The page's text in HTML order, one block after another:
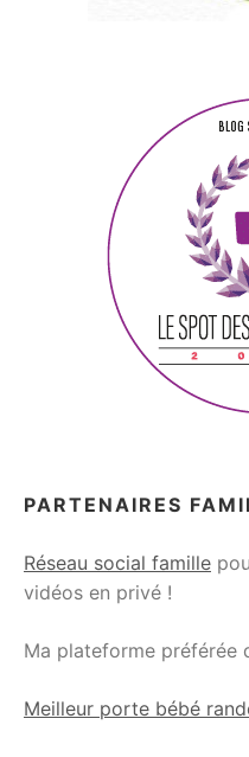
PARTENAIRES
Réseau social famille
vidéos en privé !
Ma plateforme préférée
Meilleur porte bébé